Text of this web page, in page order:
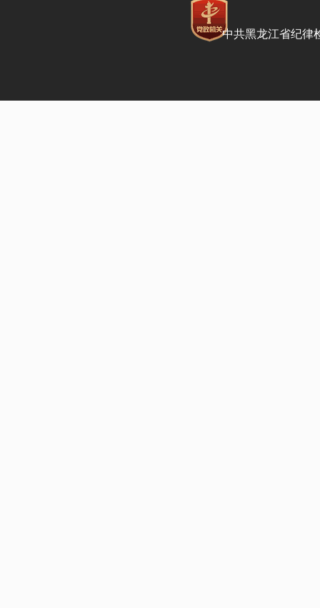
中共黑龙江省纪律